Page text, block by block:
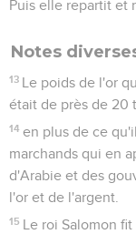
Puis elle repartit et
Notes
13 Le poids de l'or
était de près de 20
14 en plus de ce
marchands qui en
d'Arabie et des
l'or et de l'argent.
15 Le roi Salomon